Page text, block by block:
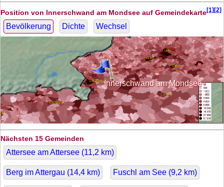
Position von Innerschwand am Mondsee auf Gemeindekarte[1][2]
Bevölkerung Dichte Wechsel
Innerschwand am Mondsee
Nächsten 15 Gemeinden
Attersee am Attersee (11,2 km)
Berg im Attergau (14,4 km) Fuschl am See (9,2 km)